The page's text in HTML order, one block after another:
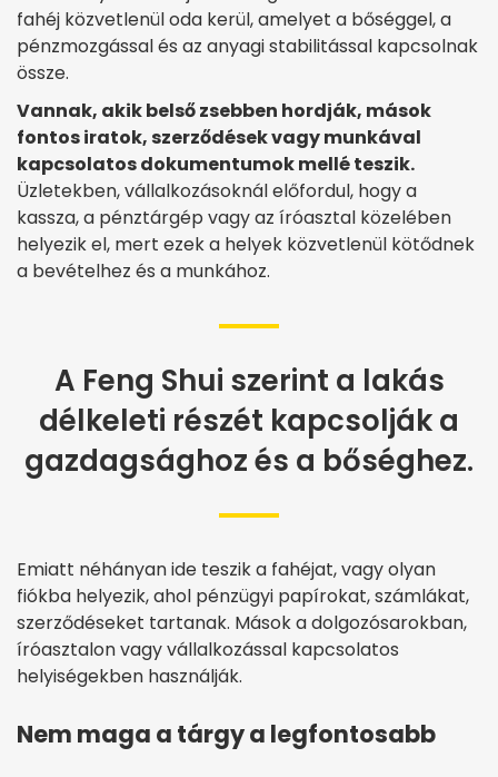
fahéj közvetlenül oda kerül, amelyet a bőséggel, a
pénzmozgással és az anyagi stabilitással kapcsolnak
össze.
Vannak, akik belső zsebben hordják, mások
fontos iratok, szerződések vagy munkával
kapcsolatos dokumentumok mellé teszik.
Üzletekben, vállalkozásoknál előfordul, hogy a
kassza, a pénztárgép vagy az íróasztal közelében
helyezik el, mert ezek a helyek közvetlenül kötődnek
a bevételhez és a munkához.
A Feng Shui szerint a lakás
délkeleti részét kapcsolják a
gazdagsághoz és a bőséghez.
Emiatt néhányan ide teszik a fahéjat, vagy olyan
fiókba helyezik, ahol pénzügyi papírokat, számlákat,
szerződéseket tartanak. Mások a dolgozósarokban,
íróasztalon vagy vállalkozással kapcsolatos
helyiségekben használják.
Nem maga a tárgy a legfontosabb